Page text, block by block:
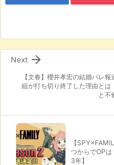
【文春】櫻井孝宏の結婚バレ報
組が打ち切り終了した理由とは
と不

Next
【
つからでOP
3年】